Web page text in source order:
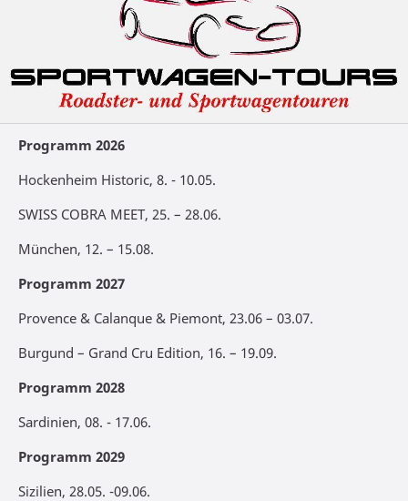
Programm 2026
Hockenheim Historic, 8. - 10.05.
SWISS COBRA MEET, 25. – 28.06.
München, 12. – 15.08.
Programm 2027
Provence & Calanque & Piemont, 23.06 – 03.07.
Burgund – Grand Cru Edition, 16. – 19.09.
Programm 2028
Sardinien, 08. - 17.06.
Programm 2029
Sizilien, 28.05. -09.06.